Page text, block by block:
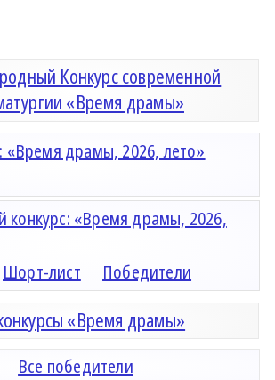
Конкурс современной
«Время драмы»
«Время драмы, 2026, лето»
«Время драмы, 2026,
Шорт-лист Победители
«Время драмы»
Все победители